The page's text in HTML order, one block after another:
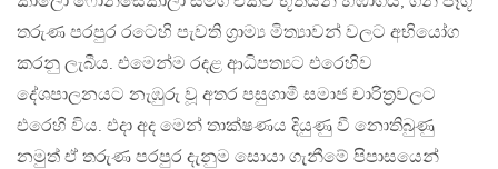
තරුණ පරපුර රටෙහි පැවති ග්‍රාම්‍ය මිත්‍යාවන් වලට අභියෝග
කරනු ලැබීය. එමෙන්ම රදළ ආධිපත්‍යට එරෙහිව
දේශපාලනයට නැඹුරු වූ අතර පසුගාමී සමාජ චාරිත්‍රවලට
එරෙහි විය. එදා අද මෙන් තාක්ෂණය දියුණු වී නොතිබුණු
නමුත් ඒ තරුණ පරපුර දැනුම සොයා ගැනීමේ පිපාසයෙන්